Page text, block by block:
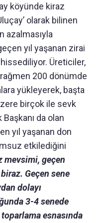
köyünde kiraz
olarak bilinen
azalmasıyla
yıl yaşanan zirai
Üreticiler,
200 dönümde
yükleyerek, başta
birçok ile sevk
da olan
yıl yaşanan don
etkilediğini
mevsimi, geçen
Geçen sene
dolayı
3-4 senede
esnasında